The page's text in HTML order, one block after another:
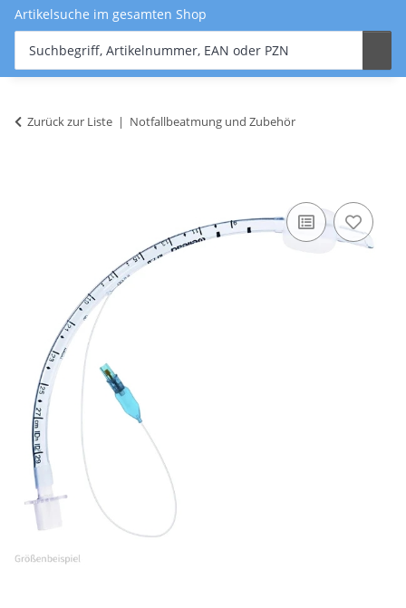
Artikelsuche im gesamten Shop
Zurück zur Liste Notfallbeatmung und Zubehör